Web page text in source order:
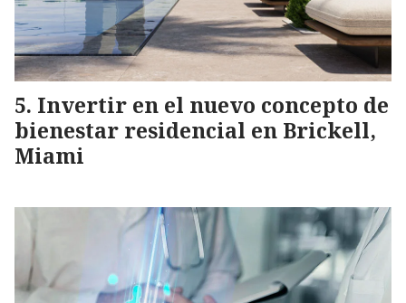
Invertir en el nuevo concepto de
bienestar residencial en Brickell,
Miami